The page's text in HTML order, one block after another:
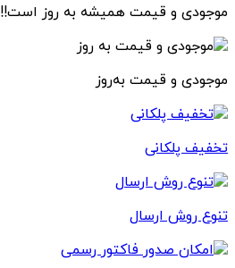
موجودی و قیمت همیشه به روز است!!
موجودی و قیمت به‌روز
تخفیف پلکانی
تنوع روش ارسال